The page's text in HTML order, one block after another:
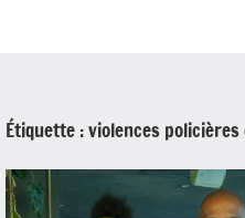
Étiquette :violences policières